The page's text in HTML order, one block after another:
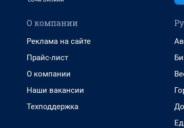
О компании
Реклама на сайте
Прайс-лист
О компании
Наши вакансии
Техподдержка